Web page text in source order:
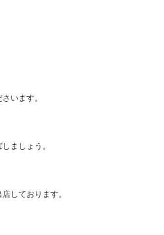
います。
ましょう。
しております。